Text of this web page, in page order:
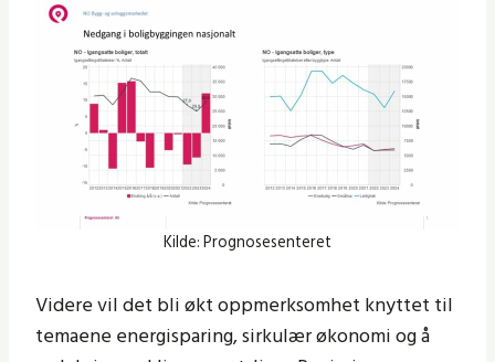
Kilde: Prognosesenteret
Videre vil det bli økt oppmerksomhet knyttet til
temaene energisparing, sirkulær økonomi og å